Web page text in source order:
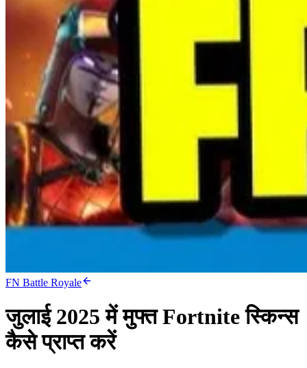
FN Battle Royale
जुलाई 2025 में मुफ्त Fortnite स्किन्स
कैसे प्राप्त करें